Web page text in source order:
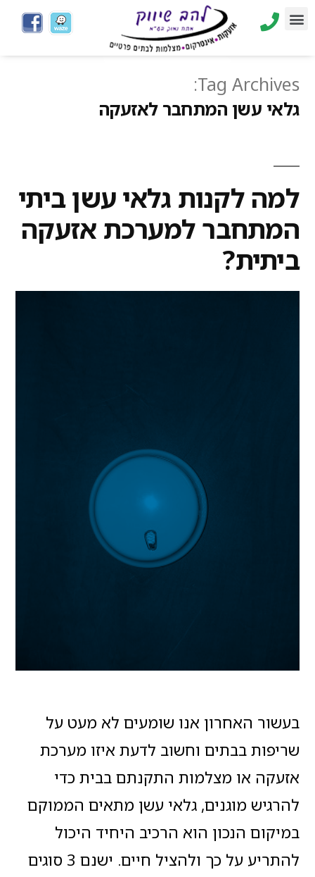
Tag Archives:
גלאי עשן המתחבר לאזעקה
למה לקנות גלאי עשן ביתי
המתחבר למערכת אזעקה
ביתית?
בעשור האחרון אנו שומעים לא מעט על
שריפות בבתים וחשוב לדעת איזו מערכת
אזעקה או מצלמות התקנתם בבית כדי
להרגיש מוגנים, גלאי עשן מתאים הממוקם
במיקום הנכון הוא הרכיב היחיד היכול
להתריע על כך ולהציל חיים. ישנם 3 סוגים